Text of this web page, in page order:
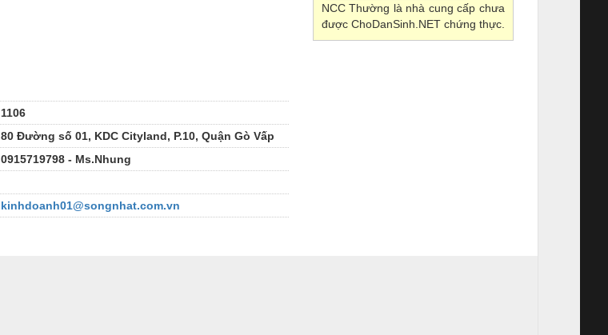
1106
80 Đường số 01, KDC Cityland, P.10, Quận Gò Vấp
0915719798 - Ms.Nhung
kinhdoanh01@songnhat.com.vn
NCC Thường là nhà cung cấp chưa
được ChoDanSinh.NET chứng thực.